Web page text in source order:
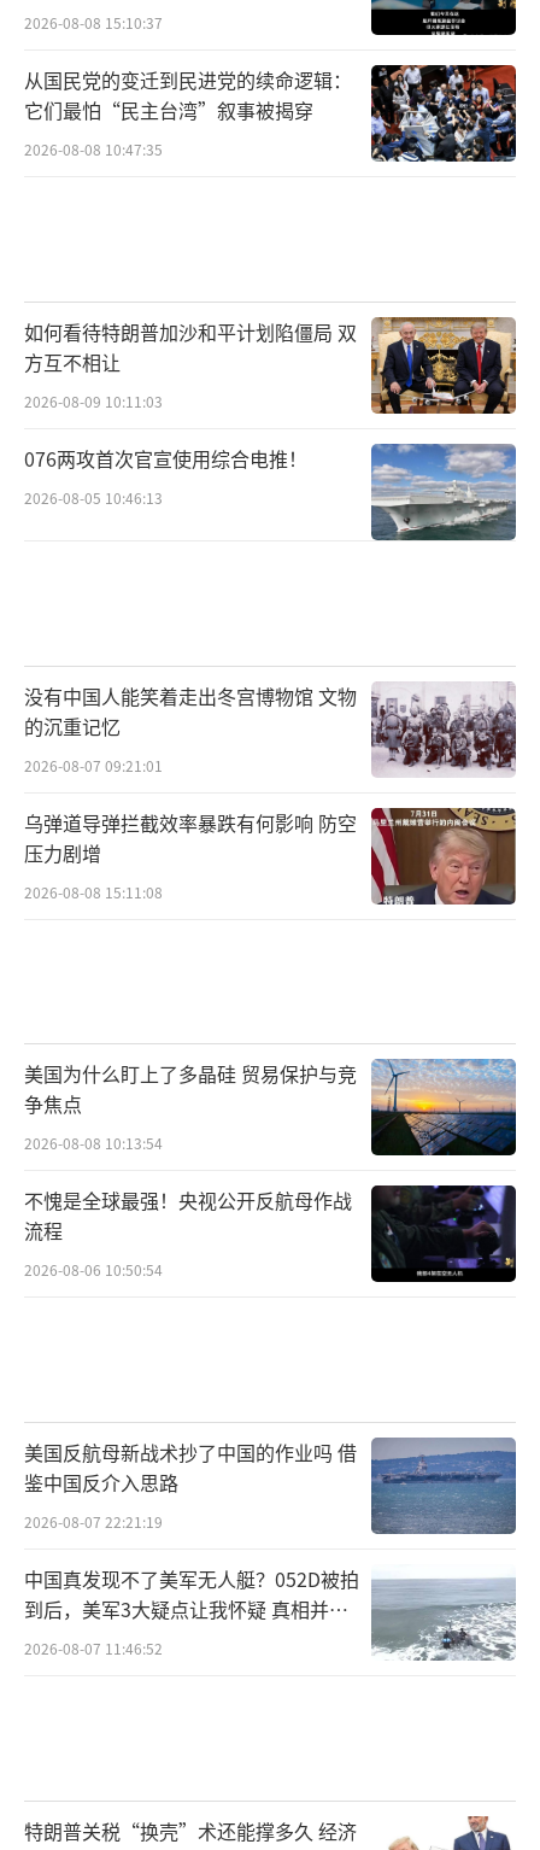
2026-08-08 15:10:37
从国民党的变迁到民进党的续命逻辑：
它们最怕“民主台湾”叙事被揭穿
2026-08-08 10:47:35
如何看待特朗普加沙和平计划陷僵局 双
方互不相让
2026-08-09 10:11:03
076两攻首次官宣使用综合电推！
2026-08-05 10:46:13
没有中国人能笑着走出冬宫博物馆 文物
的沉重记忆
2026-08-07 09:21:01
乌弹道导弹拦截效率暴跌有何影响 防空
压力剧增
2026-08-08 15:11:08
美国为什么盯上了多晶硅 贸易保护与竞
争焦点
2026-08-08 10:13:54
不愧是全球最强！央视公开反航母作战
流程
2026-08-06 10:50:54
美国反航母新战术抄了中国的作业吗 借
鉴中国反介入思路
2026-08-07 22:21:19
中国真发现不了美军无人艇？052D被拍
到后，美军3大疑点让我怀疑 真相并非
如此
2026-08-07 11:46:52
特朗普关税“换壳”术还能撑多久 经济